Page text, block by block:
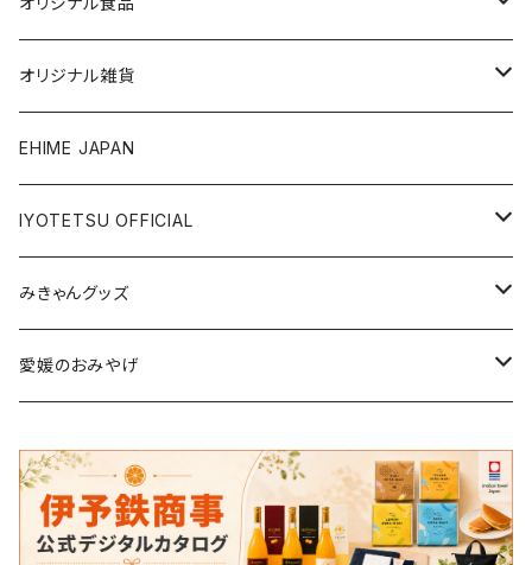
銘菓・名産
ジュース・飲料
調味料
オリジナル雑貨
タオル・ボディケア
アパレル
ステーショナリー
トイ・小物
EHIME JAPAN
IYOTETSU OFFICIAL
坊っちゃん列車グッズ
その他伊予鉄グッズ
みきゃんグッズ
食品
衣類
愛媛のおみやげ
雑貨